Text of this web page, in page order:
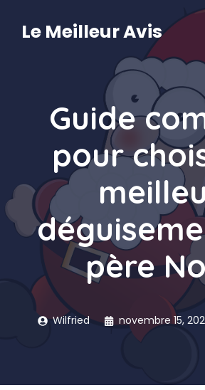
contenu
Le Meilleur Avis
Guide
pour
père
Wilfried novembre 15,